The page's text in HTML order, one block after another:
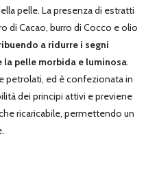
pelle. La presenza di estratti
di Cacao, burro di Cocco e olio
a ridurre i segni
la pelle morbida e luminosa.
petrolati, ed è confezionata in
dei principi attivi e previene
ricaricabile, permettendo un